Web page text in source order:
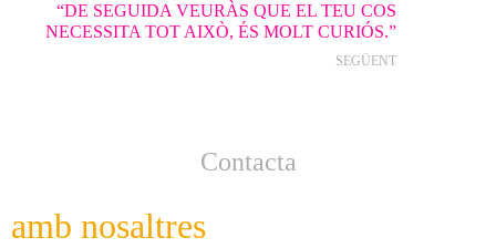
“DE SEGUIDA VEURÀS QUE EL TEU COS
NECESSITA TOT AIXÒ, ÉS MOLT CURIÓS.”
SEGÜENT
Contacta
amb nosaltres